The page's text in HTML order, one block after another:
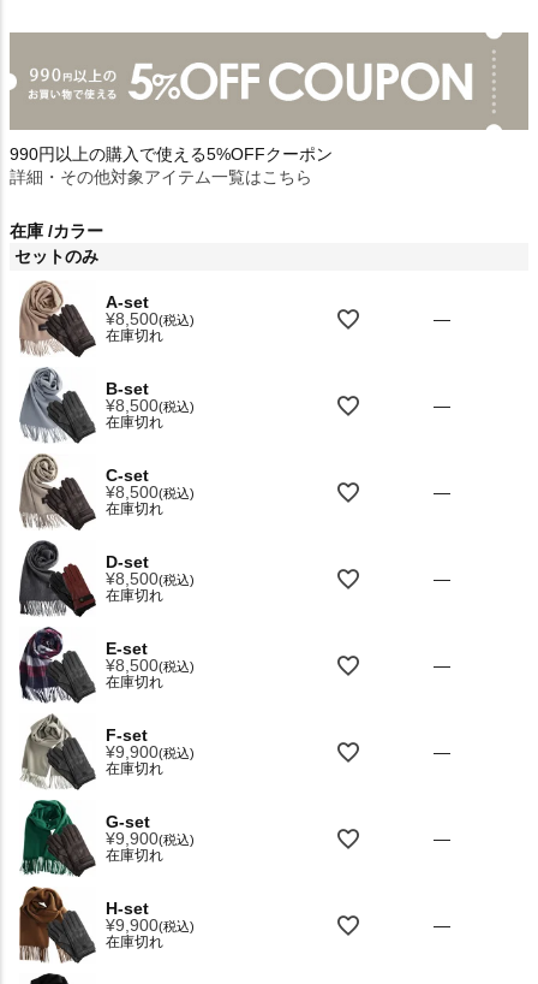
990円以上の購入で使える5%OFFクーポン
詳細・その他対象アイテム一覧はこちら
在庫 カラー
セットのみ
A-set
¥8,500 税込
在庫切れ
—
B-set
¥8,500 税込
在庫切れ
—
C-set
¥8,500 税込
在庫切れ
—
D-set
¥8,500 税込
在庫切れ
—
E-set
¥8,500 税込
在庫切れ
—
F-set
¥9,900 税込
在庫切れ
—
G-set
¥9,900 税込
在庫切れ
—
H-set
¥9,900 税込
在庫切れ
—